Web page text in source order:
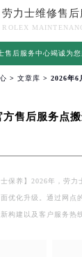
劳力士维修售
ROLEX
售后服务中心竭诚为您
> 文章库 > 2026年6
售后服务点
士保养】2026年，劳
优化升级。通过网点
构建以及客户服务热